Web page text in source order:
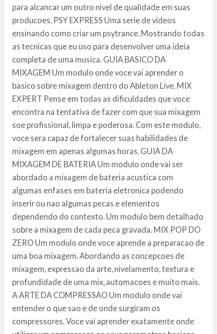
para alcancar um outro nivel de qualidade em suas
producoes. PSY EXPRESS Uma serie de videos
ensinando como criar um psytrance. Mostrando todas
as tecnicas que eu uso para desenvolver uma ideia
completa de uma musica. GUIA BASICO DA
MIXAGEM Um modulo onde voce vai aprender o
basico sobre mixagem dentro do Ableton Live. MIX
EXPERT Pense em todas as dificuldades que voce
encontra na tentativa de fazer com que sua mixagem
soe profissional, limpa e poderosa. Com este modulo,
voce sera capaz de fortalecer suas habilidades de
mixagem em apenas algumas horas. GUIA DA
MIXAGEM DE BATERIA Um modulo onde vai ser
abordado a mixagem de bateria acustica com
algumas enfases em bateria eletronica podendo
inserir ou nao algumas pecas e elementos
dependendo do contexto. Um modulo bem detalhado
sobre a mixagem de cada peca gravada. MIX POP DO
ZERO Um modulo onde voce aprende a preparacao de
uma boa mixagem. Abordando as concepcoes de
mixagem, expressao da arte, nivelamento, textura e
profundidade de uma mix, automacoes e muito mais.
A ARTE DA COMPRESSAO Um modulo onde vai
entender o que sao e de onde surgiram os
compressores. Voce vai aprender exatamente onde